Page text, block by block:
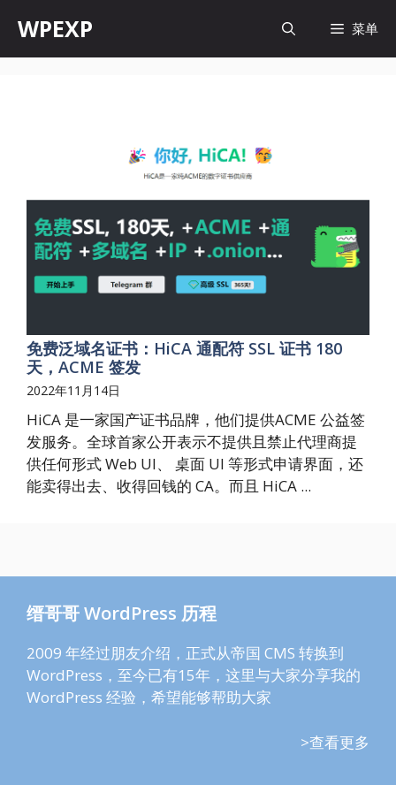
内
WPEXP 菜单
免费泛域名证书：HiCA 通配符 SSL 证书 180
天，ACME 签发
2022年11月14日
HiCA 是一家国产证书品牌，他们提供ACME 公益签
发服务。全球首家公开表示不提供且禁止代理商提
供任何形式 Web UI、 桌面 UI 等形式申请界面，还
能卖得出去、收得回钱的 CA。而且 HiCA ...
缙哥哥 WordPress 历程
2009 年经过朋友介绍，正式从帝国 CMS 转换到
WordPress，至今已有15年，这里与大家分享我的
WordPress 经验，希望能够帮助大家
>查看更多